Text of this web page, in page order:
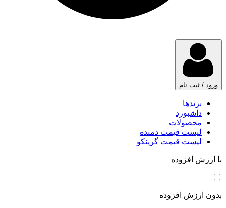
ورود / ثبت نام
برندها
داشبورد
محصولات
لیست قیمت دمنده
لیست قیمت گرینکو
با ارزش افزوده
بدون ارزش افزوده